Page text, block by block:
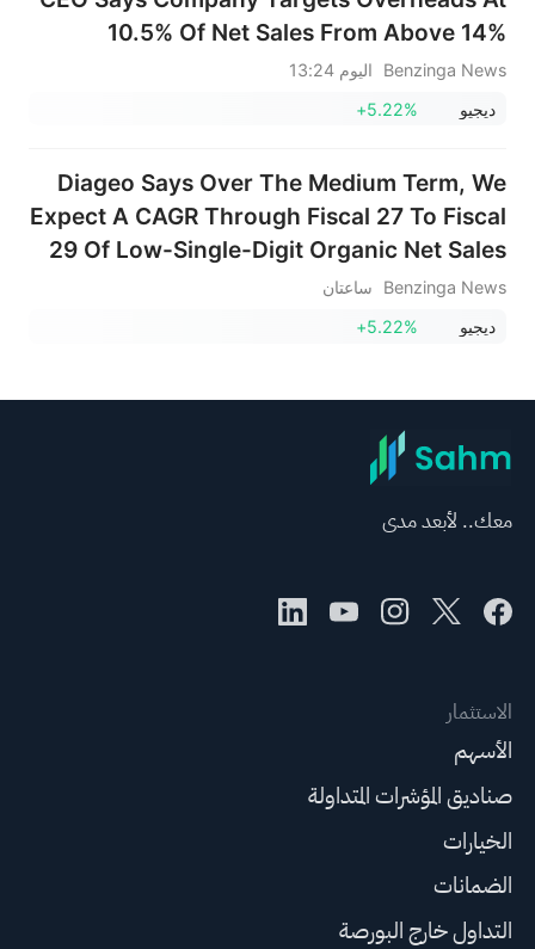
10.5% Of Net Sales From Above 14%
Currently, Expects 90% Of Reorganisation
Complete By September 1
Benzinga News
اليوم 13:24
ديجيو
+5.22%
Diageo Says Over The Medium Term, We
Expect A CAGR Through Fiscal 27 To Fiscal
29 Of Low-Single-Digit Organic Net Sales
Growth, Accelerating Over The Period As
We Stabilise And Grow Share In North
Benzinga News
ساعتان
ديجيو
+5.22%
معك.. لأبعد مدى
الاستثمار
الأسهم
صناديق المؤشرات المتداولة
الخيارات
الضمانات
التداول خارج البورصة